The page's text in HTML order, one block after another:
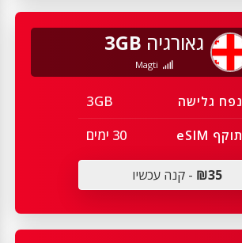
גאורגיה 3GB
נפח גלישה 3GB
תוקף eSIM 30 ימים
₪35 - קנה עכשיו